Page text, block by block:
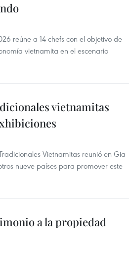
reúne a 14 chefs con el objetivo de
vietnamita en el escenario
vietnamitas
Vietnamitas reunió en Gia
nueve países para promover este
a la propiedad